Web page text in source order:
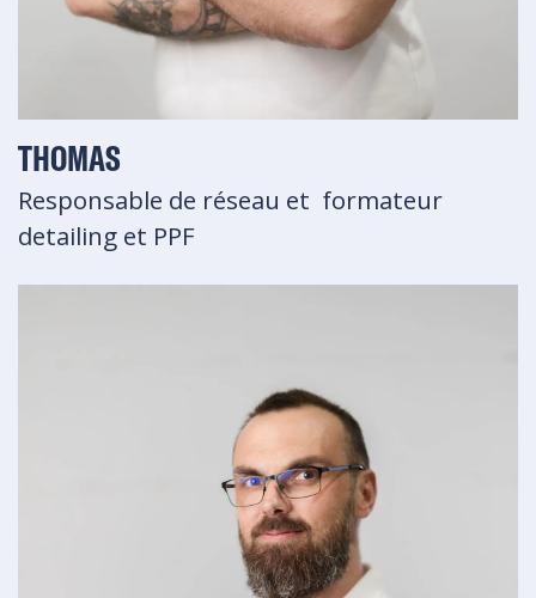
THOMAS
Responsable de réseau et formateur
detailing et PPF